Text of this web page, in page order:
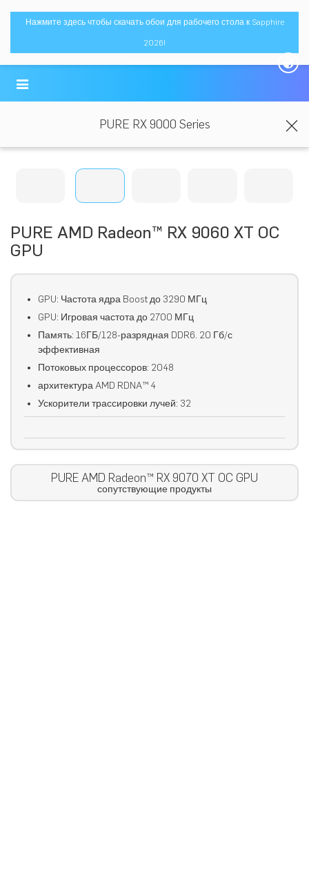
Нажмите здесь чтобы скачать обои для рабочего стола к Sapphire
2026!
PURE RX 9000 Series
PURE AMD Radeon™ RX 9060 XT OC
GPU
GPU: Частота ядра Boost до 3290 МГц
GPU: Игровая частота до 2700 МГц
Память: 16ГБ/128-разрядная DDR6. 20 Гб/с
эффективная
Потоковых процессоров: 2048
архитектура AMD RDNA™ 4
Ускорители трассировки лучей: 32
PURE AMD Radeon™ RX 9070 XT OC GPU
сопутствующие продукты